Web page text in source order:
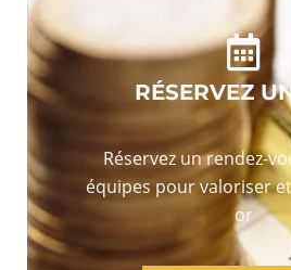
RÉSERVEZ
Réservez un rendez-
équipes pour valoriser
or